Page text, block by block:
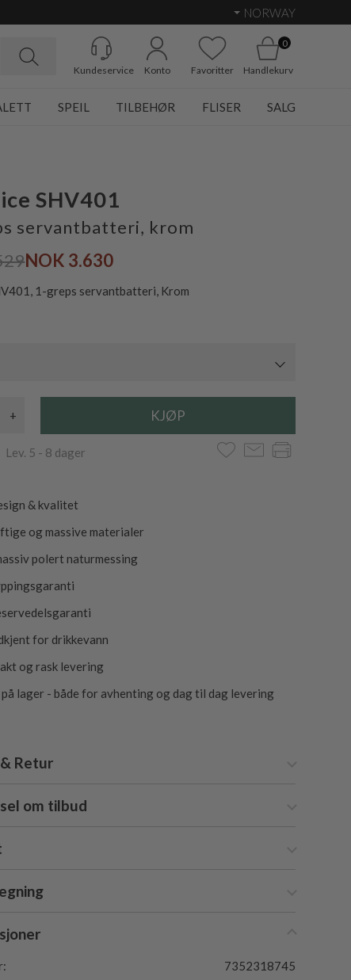
NORWAY
Kundeservice Konto Favoritter
0
Handlekurv
SPEIL TILBEHØR FLISER SALG
SHV401
servantbatteri, krom
NOK 3.630
1-greps servantbatteri, Krom
+
5 - 8 dager
& kvalitet
og massive materialer
polert naturmessing
for drikkevann
og rask levering
på lager - både for avhenting og dag til dag levering
Retur
om tilbud
7352318745